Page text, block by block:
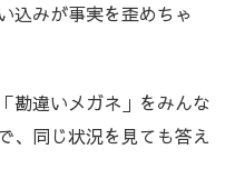
込みが事実を歪めちゃ
勘違いメガネ」をみんな
、同じ状況を見ても答え